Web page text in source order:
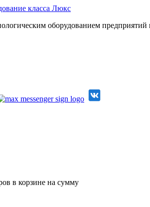
оборудованием предприятий
в корзине на сумму